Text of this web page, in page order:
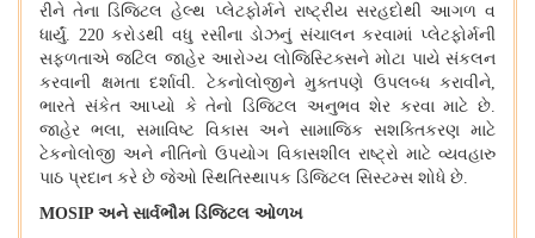
રીને તેના ડિજિટલ હેલ્થ પ્લેટફોર્મને રાષ્ટ્રીય સરહદોથી આગળ વ
ધાર્યું
220કરોડથી વધુ રસીના ડોઝનું સંચાલન કરવામાં પ્લેટફોર્મની
સફળતાએ જટિલ જાહેર આરોગ્ય લોજિસ્ટિક્સને મોટા પાયે સંકલન
કરવાની ક્ષમતા દર્શાવી
ટેકનોલોજીને મુક્તપણે ઉપલબ્ધ કરાવીને
ભારતે સંકેત આપ્યો કે તેનો ડિજિટલ અનુભવ શેર કરવા માટે છે
જાહેર ભલા
સમાવિષ્ટ વિકાસ અને સામાજિક સશક્તિકરણ માટે
ટેકનોલોજી અને નીતિનો ઉપયોગ વિકાસશીલ રાષ્ટ્રો માટે વ્યવહારુ
પાઠ પ્રદાન કરે છે જેઓ સ્થિતિસ્થાપક ડિજિટલ સિસ્ટમ્સ શોધે છે
MOSIP અને સાર્વભૌમ ડિજિટલ ઓળખ